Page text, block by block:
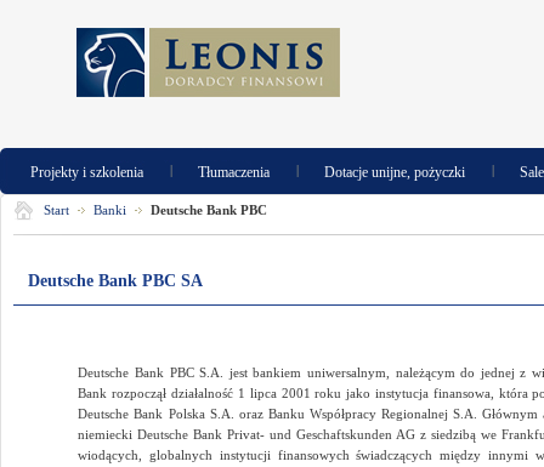
Projekty i szkolenia | Tłumaczenia | Dotacje unijne, pożyczki |
Start Banki Deutsche Bank PBC
Deutsche Bank PBC SA
Deutsche Bank PBC S.A. jest bankiem uniwersalnym, należącym do jednej z
Bank rozpoczął działalność 1 lipca 2001 roku jako instytucja finansowa, która
Deutsche Bank Polska S.A. oraz Banku Współpracy Regionalnej S.A.
niemiecki Deutsche Bank Privat- und Geschaftskunden AG z siedzibą we
wiodących, globalnych instytucji finansowych świadczących między innymi